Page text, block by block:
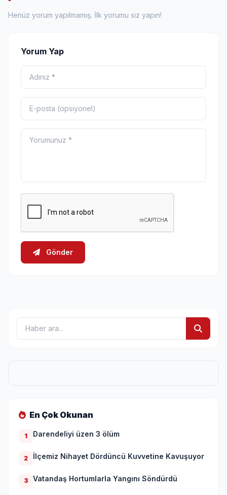
Henüz yorum yapılmamış. İlk yorumu siz yapın!
Yorum Yap
Gönder
En Çok Okunan
1 Darendeliyi üzen 3 ölüm
2 İlçemiz Nihayet Dördüncü Kuvvetine Kavuşuyor
3 Vatandaş Hortumlarla Yangını Söndürdü